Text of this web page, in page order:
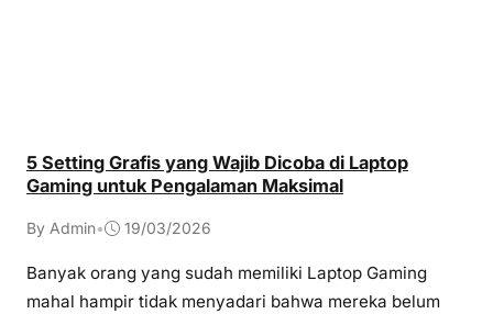
5 Setting Grafis yang Wajib Dicoba di Laptop
Gaming untuk Pengalaman Maksimal
By Admin• 19/03/2026
Banyak orang yang sudah memiliki Laptop Gaming
mahal hampir tidak menyadari bahwa mereka belum